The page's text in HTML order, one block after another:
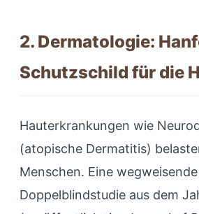
2. Dermatologie:
Schutzschild für die
Hauterkrankungen wie
(atopische Dermatitis)
Menschen. Eine wegweisende
Doppelblindstudie aus dem